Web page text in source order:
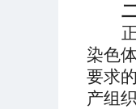
染色
要求
产组